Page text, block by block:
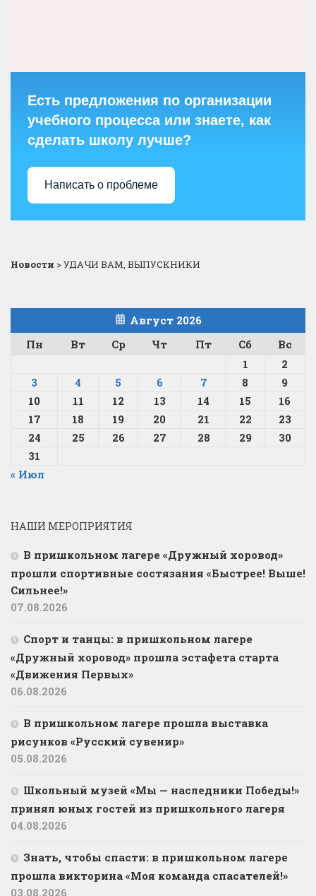
Есть предложения по организации
учебного процесса или знаете, как
сделать школу лучше?
Написать о проблеме
Новости >УДАЧИ ВАМ, ВЫПУСКНИКИ
Август 2026
Пн
Вт Ср Чт Пт Сб
Вс
1
2
3
4 5 6 7 8
9
10
11 12 13 14 15
16
17
18 19 20 21 22
23
24
25 26 27 28 29
30
31
« Июл
НАШИ МЕРОПРИЯТИЯ
В пришкольном лагере «Дружный хоровод»
прошли спортивные состязания «Быстрее! Выше!
Сильнее!»
07.08.2026
Спорт и танцы: в пришкольном лагере
«Дружный хоровод» прошла эстафета старта
«Движения Первых»
06.08.2026
В пришкольном лагере прошла выставка
рисунков «Русский сувенир»
05.08.2026
Школьный музей «Мы — наследники Победы!»
принял юных гостей из пришкольного лагеря
04.08.2026
Знать, чтобы спасти: в пришкольном лагере
прошла викторина «Моя команда спасателей!»
03.08.2026